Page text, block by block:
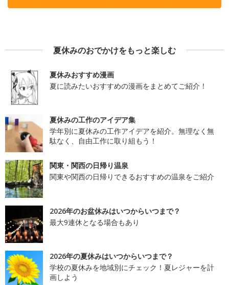
夏休みのおでかけをもっと楽しむ
夏休みおすすめ漫画
夏に読みたいおすすめの漫画をまとめてご紹介！
夏休みの工作のアイデア集
学年別に夏休みの工作アイデアを紹介。無理なく無
駄なく、自由工作に取り組もう！
関東・関西の日帰り温泉
関東や関西の日帰りできるおすすめの温泉をご紹介
2026年のお盆休みはいつからいつまで？
最大9連休となる場合もあり
2026年の夏休みはいつからいつまで？
学校の夏休みを地域別にチェック！夏レジャーを計
画しよう